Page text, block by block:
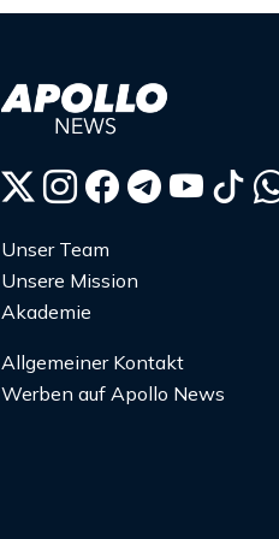
Unser Team
Unsere Mission
Akademie
Allgemeiner Kontakt
Werben auf Apollo News